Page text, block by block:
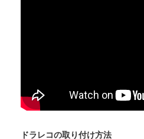
ドラレコの取り付け方法